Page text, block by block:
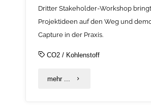
Dritter Stakeholder-Workshop
Projektideen auf den Weg und
Capture in der Praxis.
CO2 / Kohlenstoff
mehr ... "Von